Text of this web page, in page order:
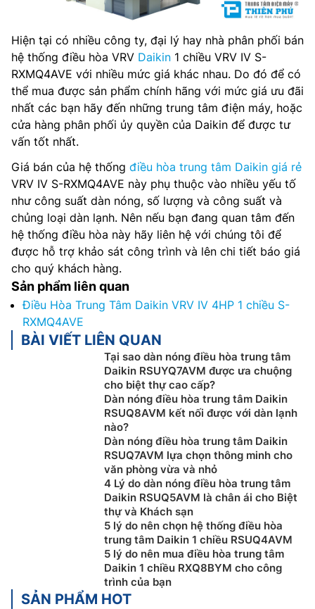
Hiện tại có nhiều công ty, đại lý hay nhà phân phối bán
hệ thống điều hòa VRV Daikin 1 chiều VRV IV S-
RXMQ4AVE với nhiều mức giá khác nhau. Do đó để có
thể mua được sản phẩm chính hãng với mức giá ưu đãi
nhất các bạn hãy đến những trung tâm điện máy, hoặc
cửa hàng phân phối ủy quyền của Daikin để được tư
vấn tốt nhất.
Giá bán của hệ thống điều hòa trung tâm Daikin giá rẻ
VRV IV S-RXMQ4AVE này phụ thuộc vào nhiều yếu tố
như công suất dàn nóng, số lượng và công suất và
chủng loại dàn lạnh. Nên nếu bạn đang quan tâm đến
hệ thống điều hòa này hãy liên hệ với chúng tôi để
được hỗ trợ khảo sát công trình và lên chi tiết báo giá
cho quý khách hàng.
Sản phẩm liên quan
Điều Hòa Trung Tâm Daikin VRV IV 4HP 1 chiều S-
RXMQ4AVE
BÀI VIẾT LIÊN QUAN
Tại sao dàn nóng điều hòa trung tâm
Daikin RSUYQ7AVM được ưa chuộng
cho biệt thự cao cấp?
Dàn nóng điều hòa trung tâm Daikin
RSUQ8AVM kết nối được với dàn lạnh
nào?
Dàn nóng điều hòa trung tâm Daikin
RSUQ7AVM lựa chọn thông minh cho
văn phòng vừa và nhỏ
4 Lý do dàn nóng điều hòa trung tâm
Daikin RSUQ5AVM là chân ái cho Biệt
thự và Khách sạn
5 lý do nên chọn hệ thống điều hòa
trung tâm Daikin 1 chiều RSUQ4AVM
5 lý do nên mua điều hòa trung tâm
Daikin 1 chiều RXQ8BYM cho công
trình của bạn
SẢN PHẨM HOT